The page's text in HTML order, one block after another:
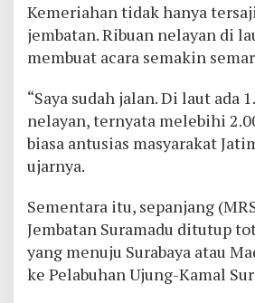
Kemeriahan tidak hanya
jembatan. Ribuan nelayan di
membuat acara semakin
“Saya sudah jalan. Di laut ada
nelayan, ternyata melebihi
biasa antusias masyarakat
ujarnya.
Sementara itu, sepanjang
Jembatan Suramadu ditutup
yang menuju Surabaya atau
ke Pelabuhan Ujung-Kamal